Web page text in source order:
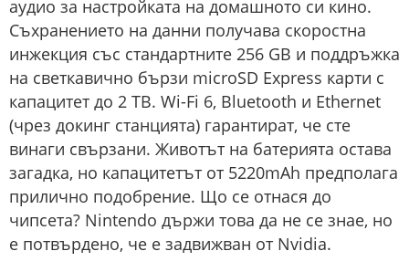
аудио за настройката на домашното си кино.
Съхранението на данни получава скоростна
инжекция със стандартните 256 GB и поддръжка
на светкавично бързи microSD Express карти с
капацитет до 2 TB. Wi-Fi 6, Bluetooth и Ethernet
(чрез докинг станцията) гарантират, че сте
винаги свързани. Животът на батерията остава
загадка, но капацитетът от 5220mAh предполага
прилично подобрение. Що се отнася до
чипсета? Nintendo държи това да не се знае, но
е потвърдено, че е задвижван от Nvidia.